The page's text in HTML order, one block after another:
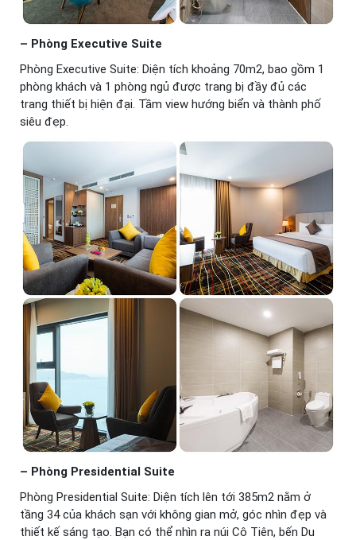
– Phòng Executive Suite
Phòng Executive Suite: Diện tích khoảng 70m2, bao gồm 1
phòng khách và 1 phòng ngủ được trang bị đầy đủ các
trang thiết bị hiện đại. Tầm view hướng biển và thành phố
siêu đẹp.
– Phòng Presidential Suite
Phòng Presidential Suite: Diện tích lên tới 385m2 nằm ở
tầng 34 của khách sạn với không gian mở, góc nhìn đẹp và
thiết kế sáng tạo. Bạn có thể nhìn ra núi Cô Tiên, bến Du